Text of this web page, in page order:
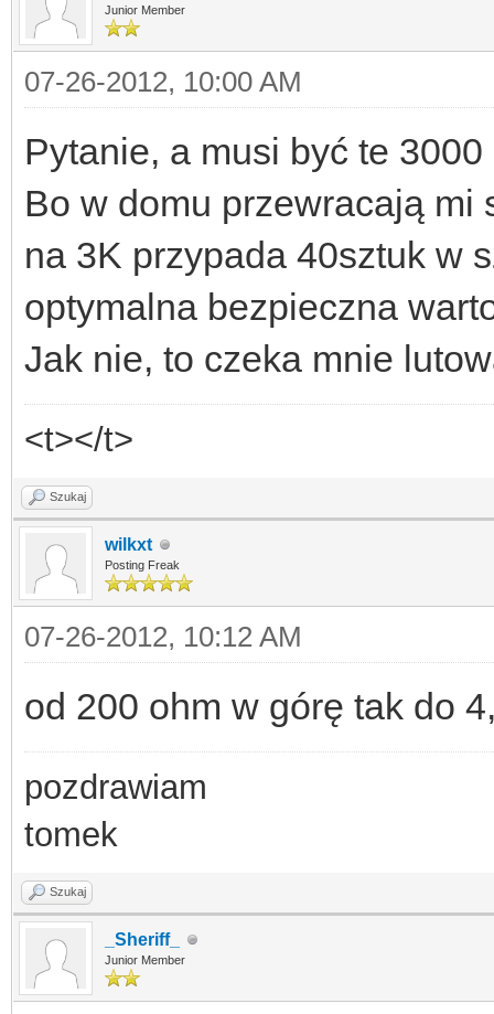
Junior Member
07-26-2012, 10:00 AM
Pytanie, a musi być te 3000
Bo w domu przewracają mi
na 3K przypada 40sztuk w
optymalna bezpieczna
Jak nie, to czeka mnie
<t></t>
Szukaj
wilkxt
Posting Freak
07-26-2012, 10:12 AM
od 200 ohm w górę tak do
pozdrawiam
tomek
Szukaj
_Sheriff_
Junior Member